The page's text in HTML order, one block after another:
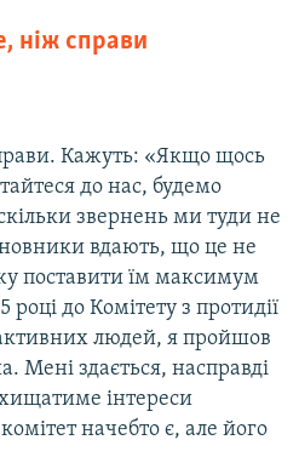
ніж справи
Кажуть: «Якщо щось
до нас, будемо
звернень ми туди не
вдають, що це не
поставити їм максимум
році до Комітету з протидії
людей, я пройшов
Мені здається, насправді
інтереси
начебто є, але його